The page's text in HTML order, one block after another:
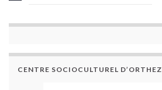
CENTRE SOCIOCULTUREL D’ORTHEZ